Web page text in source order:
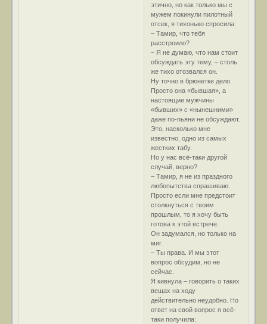
этично, но как только мы с
мужем покинули пилотный
отсек, я тихонько спросила:
– Тамир, что тебя
расстроило?
– Я не думаю, что нам стоит
обсуждать эту тему, – столь
же тихо отозвался он.
Ну точно в брюнетке дело.
Просто она «бывшая», а
настоящие мужчины
«бывших» с «нынешними»
даже по-пьяни не обсуждают.
Это, насколько мне
известно, одно из самых
жестких табу.
Но у нас всё-таки другой
случай, верно?
– Тамир, я не из праздного
любопытства спрашиваю.
Просто если мне предстоит
столкнуться с твоим
прошлым, то я хочу быть
готова к этой встрече.
Он задумался, но только на
миг.
– Ты права. И мы этот
вопрос обсудим, но не
сейчас.
Я кивнула – говорить о таких
вещах на ходу
действительно неудобно. Но
ответ на свой вопрос я всё-
таки получила: